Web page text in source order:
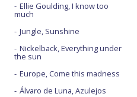
Ellie Goulding, I know too
much
Jungle, Sunshine
Nickelback, Everything under
the sun
Europe, Come this madness
Álvaro de Luna, Azulejos